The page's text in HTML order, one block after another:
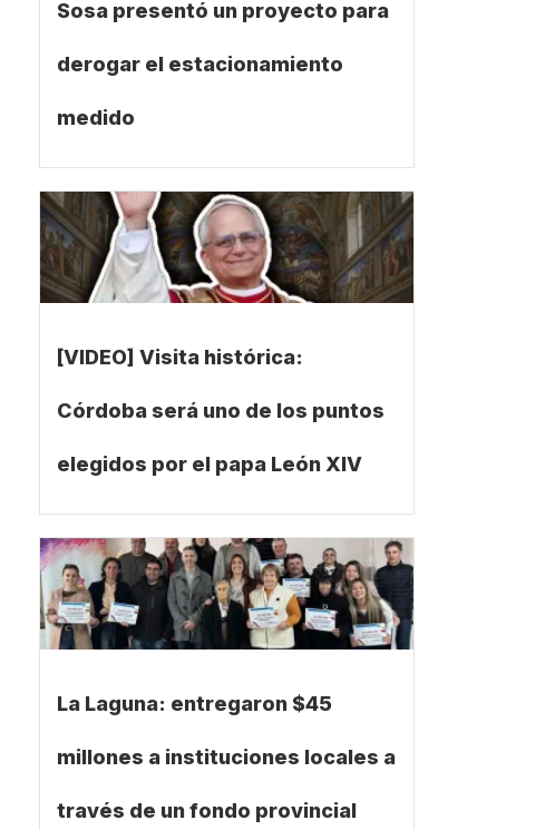
Sosa presentó un proyecto para
derogar el estacionamiento
medido
[VIDEO] Visita histórica:
Córdoba será uno de los puntos
elegidos por el papa León XIV
La Laguna: entregaron $45
millones a instituciones locales a
través de un fondo provincial